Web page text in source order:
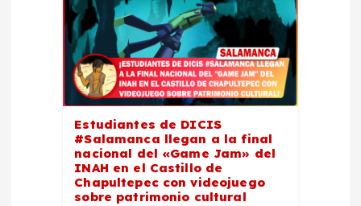
Estudiantes de DICIS
#Salamanca llegan a la final
nacional del «Game Jam» del
INAH en el Castillo de
Chapultepec con videojuego
sobre patrimonio cultural